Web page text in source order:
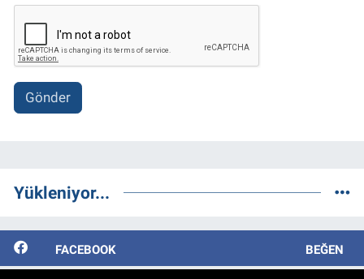
Gönder
Yükleniyor...
FACEBOOK BEĞEN